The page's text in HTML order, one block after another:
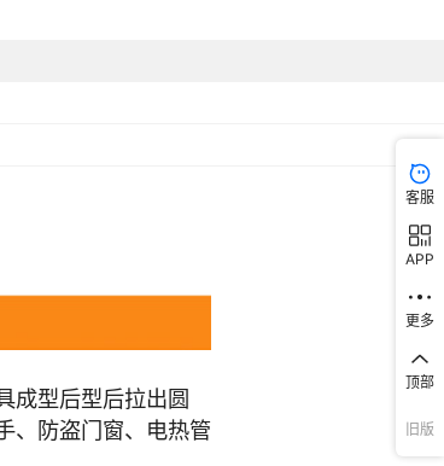
客服
APP
更多
顶部
旧版